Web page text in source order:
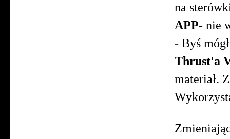
na
APP- nie
- Byś
Thrust'a
materiał.